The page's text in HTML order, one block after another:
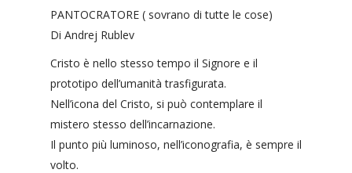
PANTOCRATORE ( sovrano di tutte le cose)
Di Andrej Rublev
Cristo è nello stesso tempo il Signore e il
prototipo dell’umanità trasfigurata.
Nell’icona del Cristo, si può contemplare il
mistero stesso dell’incarnazione.
Il punto più luminoso, nell’iconografia, è sempre il
volto.